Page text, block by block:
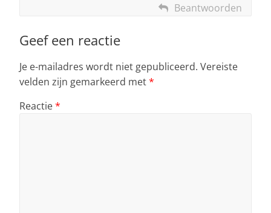
Beantwoorden
Geef een reactie
Je e-mailadres wordt niet gepubliceerd. Vereiste
velden zijn gemarkeerd met*
Reactie*